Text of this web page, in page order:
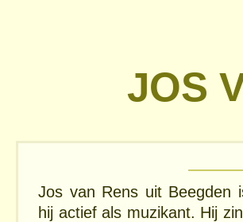
JOS
Jos van Rens uit Beegden
hij actief als muzikant. Hij